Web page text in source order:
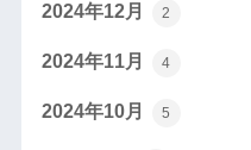
2024年12月 2
2024年11月 4
2024年10月 5